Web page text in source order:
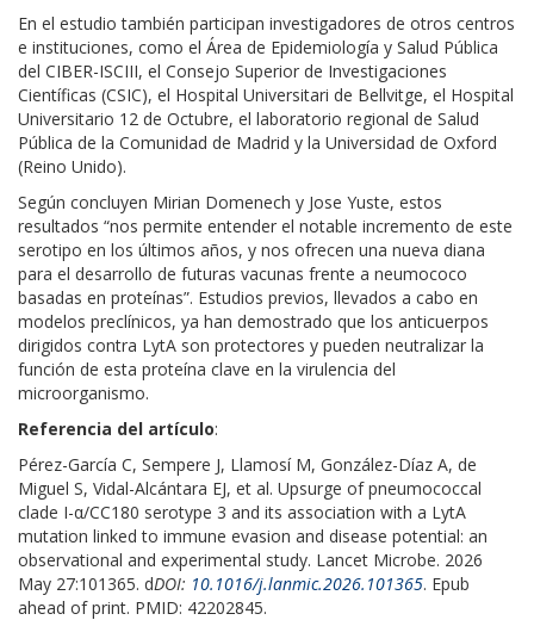
En el estudio también participan investigadores de otros centros
e instituciones, como el Área de Epidemiología y Salud Pública
del CIBER-ISCIII, el Consejo Superior de Investigaciones
Científicas (CSIC), el Hospital Universitari de Bellvitge, el Hospital
Universitario 12 de Octubre, el laboratorio regional de Salud
Pública de la Comunidad de Madrid y la Universidad de Oxford
(Reino Unido).
Según concluyen Mirian Domenech y Jose Yuste, estos
resultados “nos permite entender el notable incremento de este
serotipo en los últimos años, y nos ofrecen una nueva diana
para el desarrollo de futuras vacunas frente a neumococo
basadas en proteínas”. Estudios previos, llevados a cabo en
modelos preclínicos, ya han demostrado que los anticuerpos
dirigidos contra LytA son protectores y pueden neutralizar la
función de esta proteína clave en la virulencia del
microorganismo.
Referencia del artículo:
Pérez-García C, Sempere J, Llamosí M, González-Díaz A, de
Miguel S, Vidal-Alcántara EJ, et al. Upsurge of pneumococcal
clade I-α/CC180 serotype 3 and its association with a LytA
mutation linked to immune evasion and disease potential: an
observational and experimental study. Lancet Microbe. 2026
May 27:101365. dDOI: 10.1016/j.lanmic.2026.101365. Epub
ahead of print. PMID: 42202845.